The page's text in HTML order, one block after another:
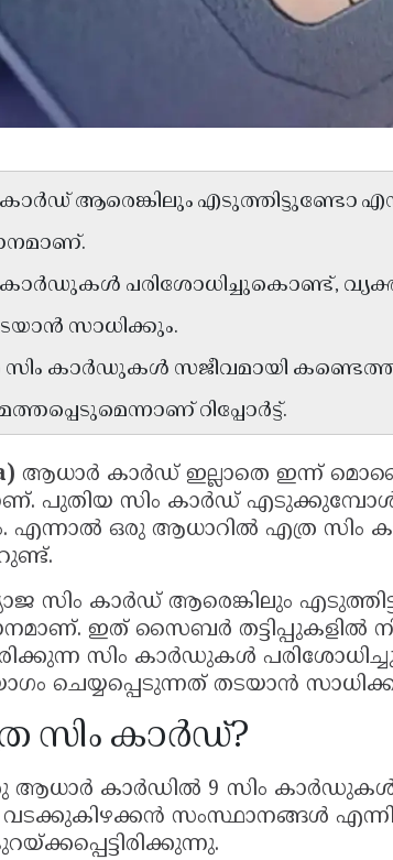
കാർഡ് ആരെങ്കിലും എടുത്തിട്ടുണ്ടോ
കാർഡുകൾ പരിശോധിച്ചുകൊണ്ട്,
സാധിക്കും.
കാർഡുകൾ സജീവമായി
റിപ്പോർട്ട്‌.
ആധാർ കാർഡ് ഇല്ലാതെ ഇന്ന്
പുതിയ സിം കാർഡ്
എന്നാൽ ഒരു ആധാറിൽ എത്ര സിം
സിം കാർഡ് ആരെങ്കിലും
ഇത് സൈബർ തട്ടിപ്പുകളിൽ
സിം കാർഡുകൾ
ചെയ്യപ്പെടുന്നത് തടയാൻ
സിം കാർഡ്?
ആധാർ കാർഡിൽ 9 സിം കാർഡുകൾ
സംസ്ഥാനങ്ങൾ